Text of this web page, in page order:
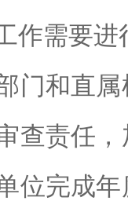
作需要进
和直属
查责任
位完成